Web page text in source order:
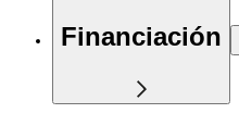
Financiación